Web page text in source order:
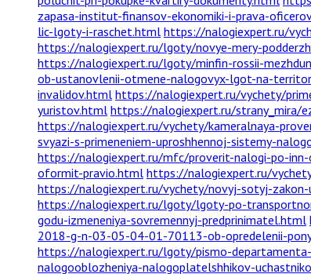
zapasa-institut-finansov-ekonomiki-i-prava-
lic-lgoty-i-raschet.html https://nalogiexpert.ru/
https://nalogiexpert.ru/lgoty/novye-mery-
https://nalogiexpert.ru/lgoty/minfin-rossii-
ob-ustanovlenii-otmene-nalogovyx-lgot-na-
invalidov.html https://nalogiexpert.ru/vychety/
yuristov.html https://nalogiexpert.ru/strany_mira/
https://nalogiexpert.ru/vychety/kameralnaya-
svyazi-s-primeneniem-uproshhennoj-sistemy-
https://nalogiexpert.ru/mfc/proverit-nalogi-po-
oformit-pravio.html https://nalogiexpert.ru/
https://nalogiexpert.ru/vychety/novyj-sotyj-
https://nalogiexpert.ru/lgoty/lgoty-po-
godu-izmeneniya-sovremennyj-predprinimatel.html
2018-g-n-03-05-04-01-70113-ob-opredelenii-
https://nalogiexpert.ru/lgoty/pismo-
nalogooblozheniya-nalogoplatelshhikov-